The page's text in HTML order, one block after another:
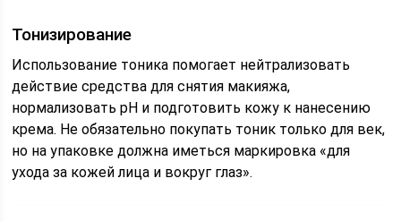
Тонизирование
Использование тоника помогает нейтрализовать
действие средства для снятия макияжа,
нормализовать pH и подготовить кожу к нанесению
крема. Не обязательно покупать тоник только для век,
но на упаковке должна иметься маркировка «для
ухода за кожей лица и вокруг глаз».